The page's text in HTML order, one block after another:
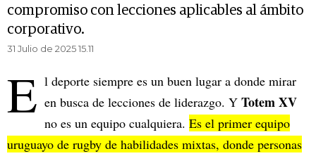
compromiso con lecciones aplicables al ámbito
corporativo.
31 Julio de 2025 15.11
E l deporte siempre es un buen lugar a donde mirar
en busca de lecciones de liderazgo. Y Totem XV
no es un equipo cualquiera. Es el primer equipo
uruguayo de rugby de habilidades mixtas, donde personas